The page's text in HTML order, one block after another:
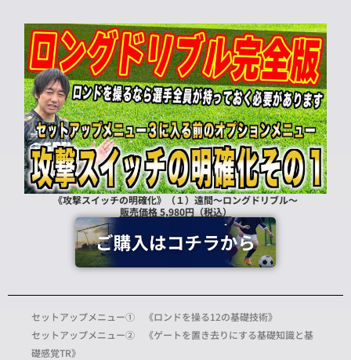
《攻撃スイッチの明確化》（１）遠間～ロングドリブル～
販売価格 5,980円（税込）
セットアップメニュー① 《ロンドを操る12の基礎技術》
セットアップメニュー② 《ゲートを置き去りにする基礎知識と基
礎感覚TR》